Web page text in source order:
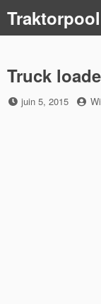
content
Truck
Posted
juin 5, 2015 by